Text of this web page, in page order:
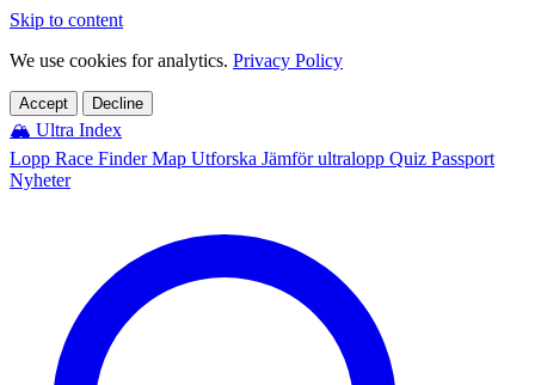
Skip to content
We use cookies for analytics. Privacy Policy
Accept Decline
🏔️ Ultra Index
Lopp Race FinderMap Utforska Jämför ultralopp Quiz Passport
Nyheter